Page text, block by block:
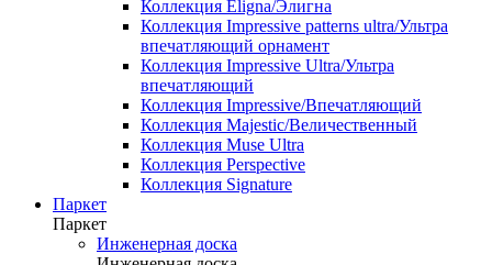
Коллекция Eligna/Элигна
Коллекция Impressive patterns ultra/Ультра
впечатляющий орнамент
Коллекция Impressive Ultra/Ультра
впечатляющий
Коллекция Impressive/Впечатляющий
Коллекция Majestic/Величественный
Коллекция Muse Ultra
Коллекция Perspective
Коллекция Signature
Паркет
Паркет
Инженерная доска